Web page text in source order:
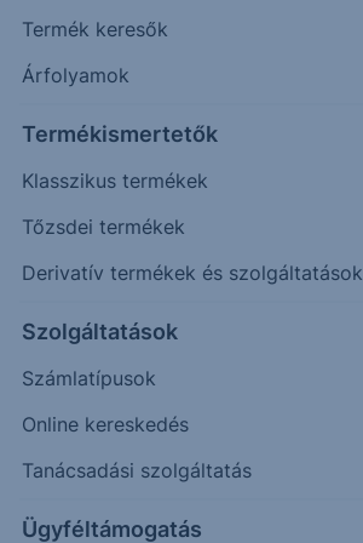
Termék keresők
Árfolyamok
Termékismertetők
Klasszikus termékek
Tőzsdei termékek
Derivatív termékek és szolgáltatások
Szolgáltatások
Számlatípusok
Online kereskedés
Tanácsadási szolgáltatás
Ügyféltámogatás
További információk kérése
1232
1234
1238
1240